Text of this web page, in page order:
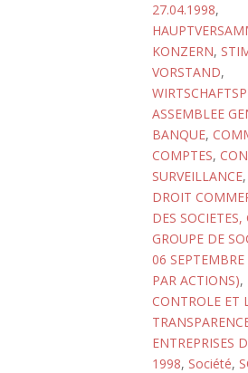
27.04.1998,
KONZERN,
VORSTAND,
ASSEMBLEE
BANQUE,
COMPTES,
SURVEILLANCE,
DROIT
DES SOCIETES,
GROUPE DE
06
PAR ACTIONS),
CONTROLE ET
ENTREPRISES
1998, Société,